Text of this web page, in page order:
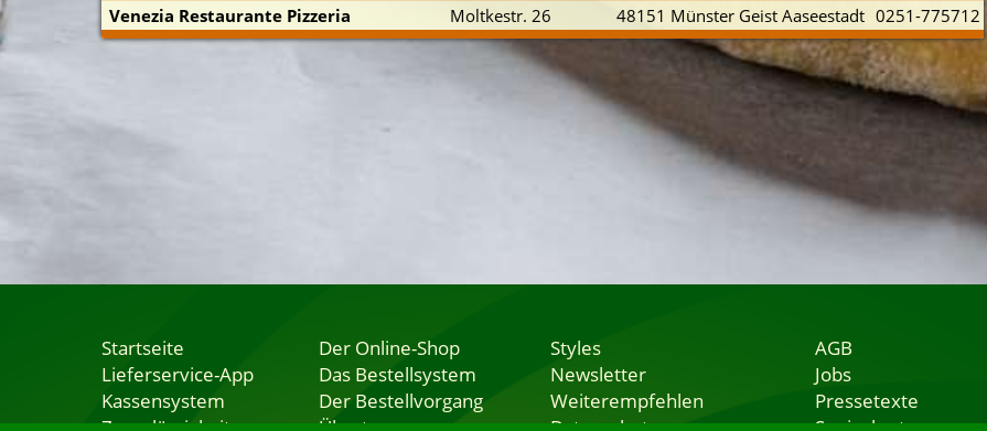
Venezia Restaurante Pizzeria Moltkestr. 26 48151 Münster Geist Aaseestadt 0251-775712
Startseite
Lieferservice-App
Kassensystem
Der Online-Shop
Das Bestellsystem
Der Bestellvorgang
Styles
Newsletter
Weiterempfehlen
AGB
Jobs
Pressetexte